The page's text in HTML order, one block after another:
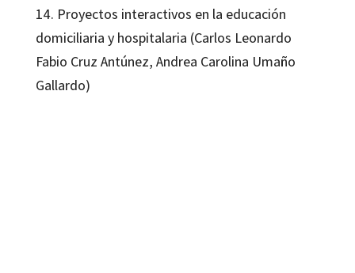
14. Proyectos interactivos en la educación
domiciliaria y hospitalaria (Carlos Leonardo
Fabio Cruz Antúnez, Andrea Carolina Umaño
Gallardo)